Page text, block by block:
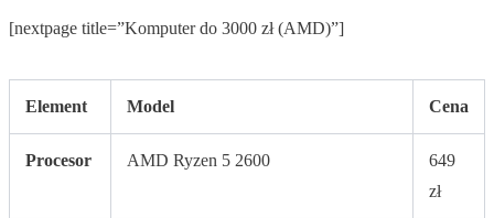
[nextpage title=”Komputer do 3000 zł (AMD)”]
Element Model Cena
Procesor AMD Ryzen 5 2600
649
zł